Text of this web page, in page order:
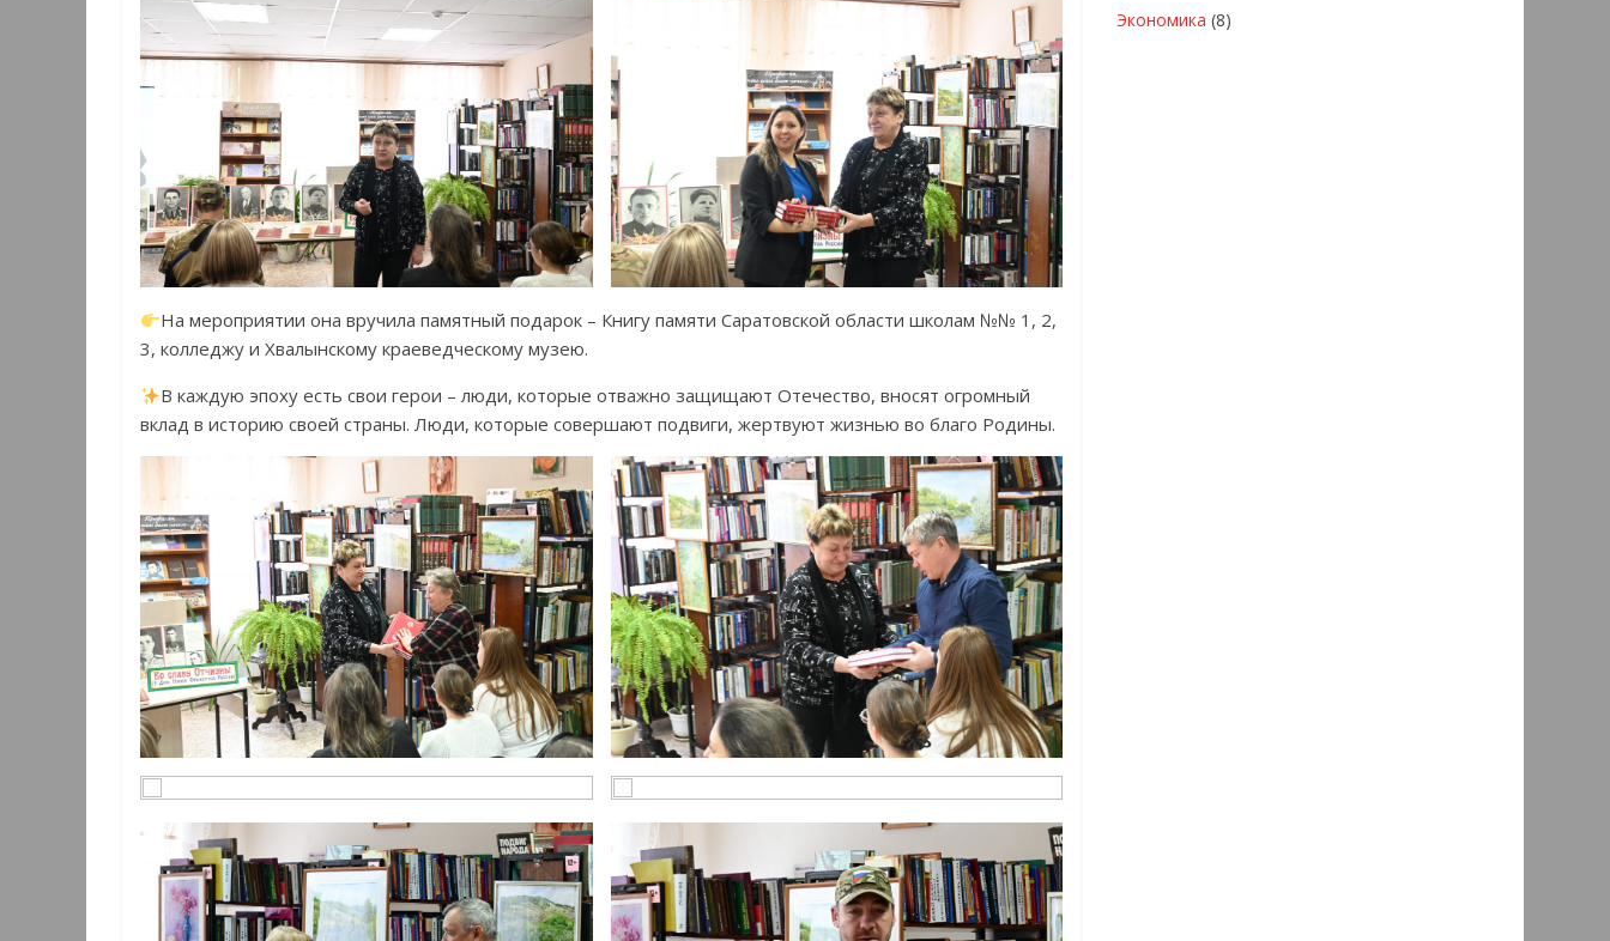
На мероприятии она вручила памятный подарок – Книгу памяти Саратовской области школам №№ 1, 2,
3, колледжу и Хвалынскому краеведческому музею.
В каждую эпоху есть свои герои – люди, которые отважно защищают Отечество, вносят огромный
вклад в историю своей страны. Люди, которые совершают подвиги, жертвуют жизнью во благо Родины.
Экономика (8)